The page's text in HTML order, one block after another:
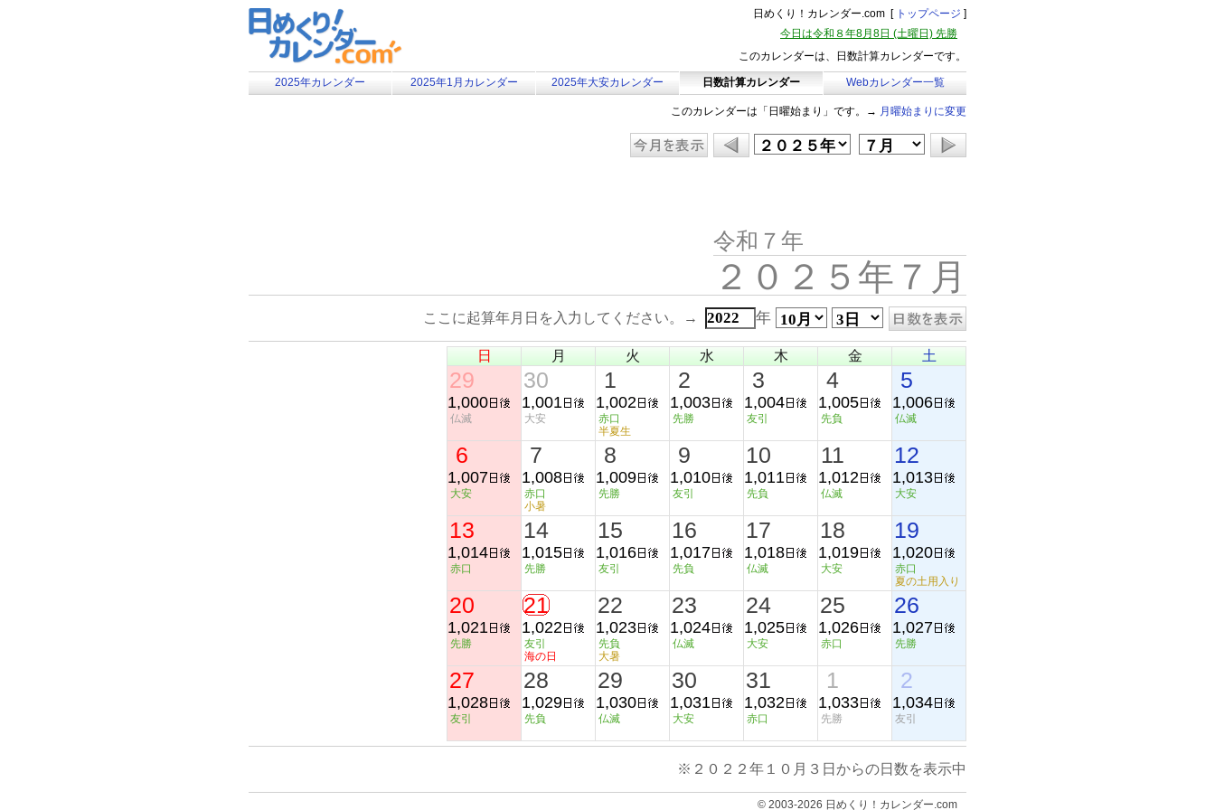
日めくり！カレンダー.com [ トップページ ]
今日は令和８年8月8日 (土曜日) 先勝
このカレンダーは、日数計算カレンダーです。
2025年カレンダー 2025年1月カレンダー 2025年大安カレンダー 日数計算カレンダー Webカレンダー一覧
このカレンダーは「日曜始まり」です。→ 月曜始まりに変更
令和７年
２０２５年７月
ここに起算年月日を入力してください。→ 年
日 月 火 水 木 金 土
29
1,000
仏滅
30
1,001
大安
1
1,002
赤口
半夏生
2
1,003
先勝
3
1,004
友引
4
1,005
先負
5
1,006
仏滅
6
1,007
大安
7
1,008
赤口
小暑
8
1,009
先勝
9
1,010
友引
10
1,011
先負
11
1,012
仏滅
12
1,013
大安
13
1,014
赤口
14
1,015
先勝
15
1,016
友引
16
1,017
先負
17
1,018
仏滅
18
1,019
大安
19
1,020
赤口
夏の土用入り
20
1,021
先勝
21
1,022
友引
海の日
22
1,023
先負
大暑
23
1,024
仏滅
24
1,025
大安
25
1,026
赤口
26
1,027
先勝
27
1,028
友引
28
1,029
先負
29
1,030
仏滅
30
1,031
大安
31
1,032
赤口
1
1,033
先勝
2
1,034
友引
※２０２２年１０月３日からの日数を表示中
© 2003-2026 日めくり！カレンダー.com